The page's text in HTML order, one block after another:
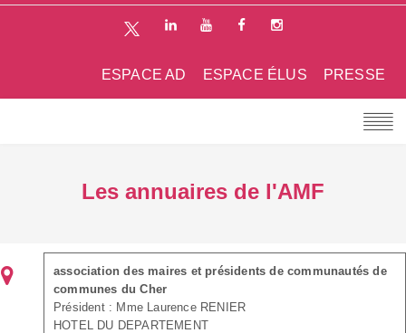
PRESSE
ESPACE ÉLUS
ESPACE AD
Les annuaires de l'AMF
association des maires et présidents de communautés de
communes du Cher
Président : Mme Laurence RENIER
HOTEL DU DEPARTEMENT